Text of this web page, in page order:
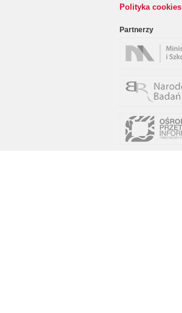
Polityka cookies
Partnerzy